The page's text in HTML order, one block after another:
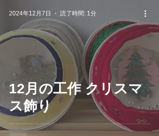
12月の工作 クリスマ
ス飾り
2024年12月7日 読了時間: 1分